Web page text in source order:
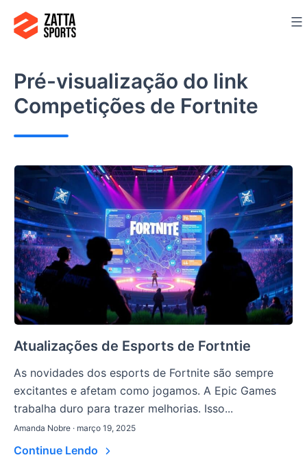
para
conteúdo
Pré-visualização do link
Competições de Fortnite
Atualizações de Esports de Fortntie
As novidades dos esports de Fortnite são sempre
excitantes e afetam como jogamos. A Epic Games
trabalha duro para trazer melhorias. Isso...
Amanda Nobre · março 19, 2025
Continue Lendo